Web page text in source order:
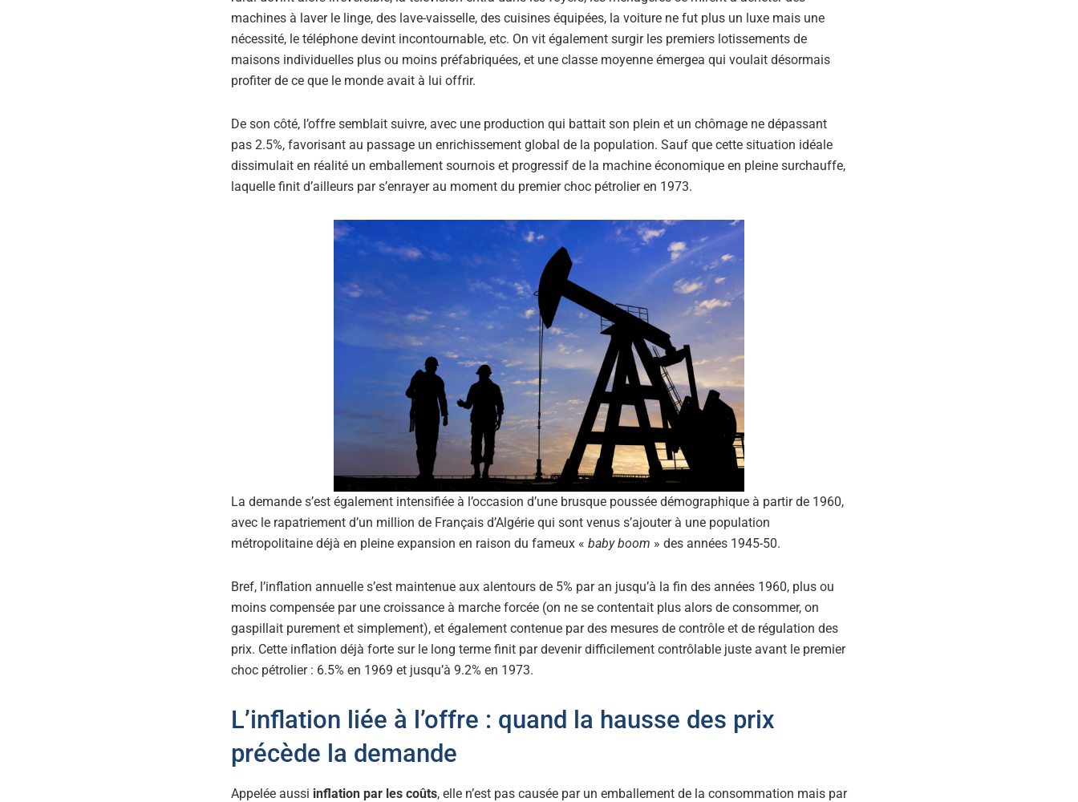
machines à laver le linge, des lave-vaisselle, des cuisines équipées, la voiture ne fut plus un luxe mais une
nécessité, le téléphone devint incontournable, etc. On vit également surgir les premiers lotissements de
maisons individuelles plus ou moins préfabriquées, et une classe moyenne émergea qui voulait désormais
profiter de ce que le monde avait à lui offrir.
De son côté, l’offre semblait suivre, avec une production qui battait son plein et un chômage ne dépassant
pas 2.5%, favorisant au passage un enrichissement global de la population. Sauf que cette situation idéale
dissimulait en réalité un emballement sournois et progressif de la machine économique en pleine surchauffe,
laquelle finit d’ailleurs par s’enrayer au moment du premier choc pétrolier en 1973.
La demande s’est également intensifiée à l’occasion d’une brusque poussée démographique à partir de 1960,
avec le rapatriement d’un million de Français d’Algérie qui sont venus s’ajouter à une population
métropolitaine déjà en pleine expansion en raison du fameux « baby boom » des années 1945-50.
Bref, l’inflation annuelle s’est maintenue aux alentours de 5% par an jusqu’à la fin des années 1960, plus ou
moins compensée par une croissance à marche forcée (on ne se contentait plus alors de consommer, on
gaspillait purement et simplement), et également contenue par des mesures de contrôle et de régulation des
prix. Cette inflation déjà forte sur le long terme finit par devenir difficilement contrôlable juste avant le premier
choc pétrolier : 6.5% en 1969 et jusqu’à 9.2% en 1973.
L’inflation liée à l’offre : quand la hausse des prix
précède la demande
Appelée aussi inflation par les coûts, elle n’est pas causée par un emballement de la consommation mais par